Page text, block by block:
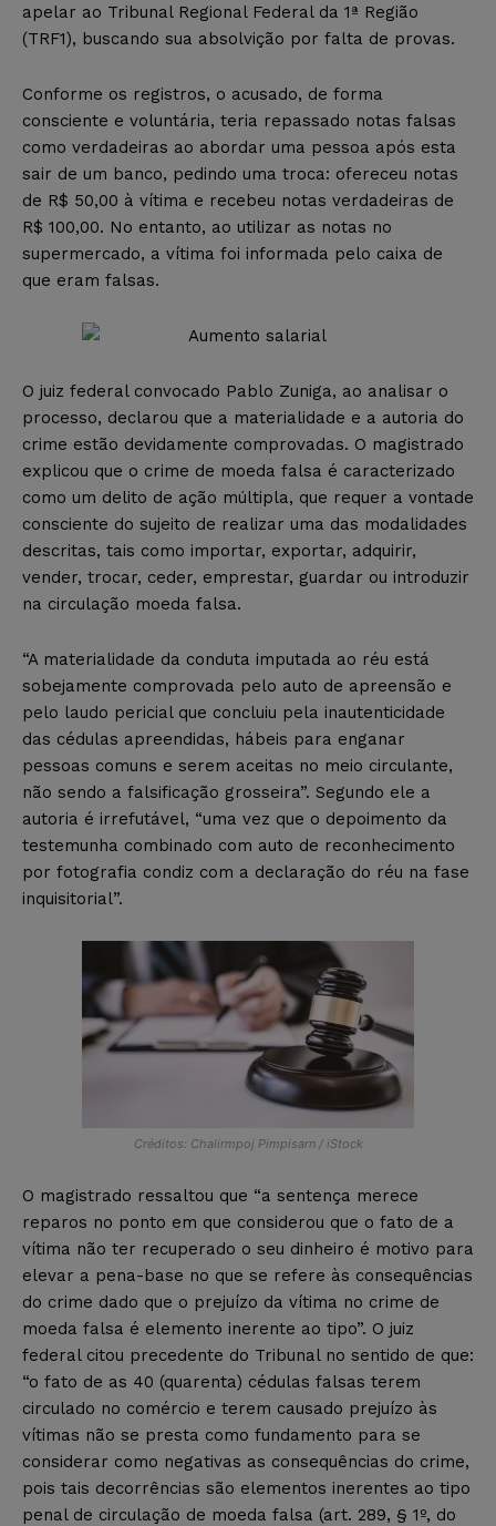
apelar ao Tribunal Regional Federal da 1ª Região
(TRF1), buscando sua absolvição por falta de provas.
Conforme os registros, o acusado, de forma
consciente e voluntária, teria repassado notas falsas
como verdadeiras ao abordar uma pessoa após esta
sair de um banco, pedindo uma troca: ofereceu notas
de R$ 50,00 à vítima e recebeu notas verdadeiras de
R$ 100,00. No entanto, ao utilizar as notas no
supermercado, a vítima foi informada pelo caixa de
que eram falsas.
O juiz federal convocado Pablo Zuniga, ao analisar o
processo, declarou que a materialidade e a autoria do
crime estão devidamente comprovadas. O magistrado
explicou que o crime de moeda falsa é caracterizado
como um delito de ação múltipla, que requer a vontade
consciente do sujeito de realizar uma das modalidades
descritas, tais como importar, exportar, adquirir,
vender, trocar, ceder, emprestar, guardar ou introduzir
na circulação moeda falsa.
“A materialidade da conduta imputada ao réu está
sobejamente comprovada pelo auto de apreensão e
pelo laudo pericial que concluiu pela inautenticidade
das cédulas apreendidas, hábeis para enganar
pessoas comuns e serem aceitas no meio circulante,
não sendo a falsificação grosseira”. Segundo ele a
autoria é irrefutável, “uma vez que o depoimento da
testemunha combinado com auto de reconhecimento
por fotografia condiz com a declaração do réu na fase
inquisitorial”.
Créditos: Chalirmpoj Pimpisarn / iStock
O magistrado ressaltou que “a sentença merece
reparos no ponto em que considerou que o fato de a
vítima não ter recuperado o seu dinheiro é motivo para
elevar a pena-base no que se refere às consequências
do crime dado que o prejuízo da vítima no crime de
moeda falsa é elemento inerente ao tipo”. O juiz
federal citou precedente do Tribunal no sentido de que:
“o fato de as 40 (quarenta) cédulas falsas terem
circulado no comércio e terem causado prejuízo às
vítimas não se presta como fundamento para se
considerar como negativas as consequências do crime,
pois tais decorrências são elementos inerentes ao tipo
penal de circulação de moeda falsa (art. 289, § 1º, do